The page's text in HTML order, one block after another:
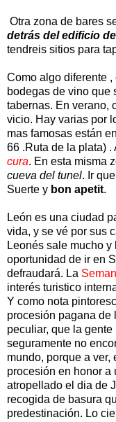
Otra zona de bares
detrás del edificio
tendreis sitios para
Como algo diferente
bodegas de vino que
tabernas. En verano,
vicio. Hay varias por
mas famosas están en
66 .Ruta de la plata)
cura. En esta misma
cueva del tunel. Ir
Suerte y bon apetit.
León es una ciudad
vida, y se vé por sus
Leonés sale mucho
oportunidad de ir en
defraudará. La
interés turistico
Y como nota
procesión pagana de
peculiar, que la
seguramente no
mundo, porque a ver,
procesión en honor a
atropellado el dia de
recogida de basura
predestinación. Lo